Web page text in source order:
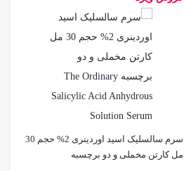
سرم سالسلیک اسید اوردینری 2% حجم 30
مل کارتن مخملی و دو برچسبه